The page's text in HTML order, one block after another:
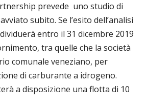
prevede uno studio di
subito. Se l’esito dell’analisi
entro il 31 dicembre 2019
tra quelle che la società
comunale veneziano, per
di carburante a idrogeno.
a disposizione una flotta di 10